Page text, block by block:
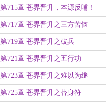
第715章 苍界晋升，本源反哺！
第717章 苍界晋升之三方苦恼
第719章 苍界晋升之破兵
第721章 苍界晋升之五行功
第723章 苍界晋升之难以为继
第725章 苍界晋升之替身符